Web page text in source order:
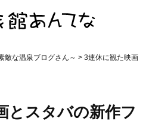
敵な温泉ブログさん～ > 3連休に観た映画
とスタバの新作フ